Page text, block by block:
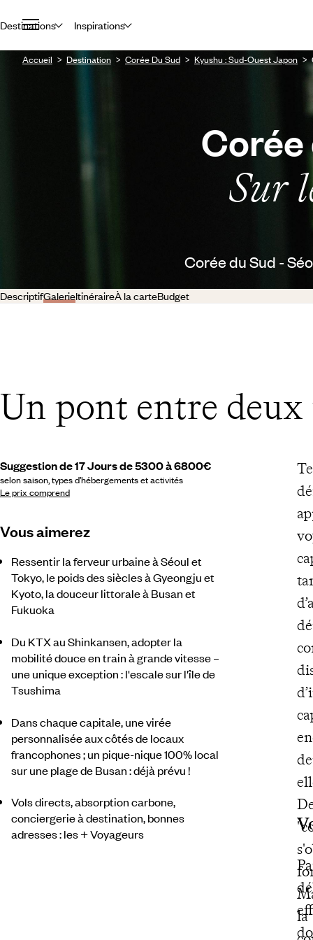
Destinations Inspirations
Accueil Destination Corée Du Sud Kyushu : Sud-Ouest Japon
Sur
Corée du Sud -
DescriptifGalerieItinéraireÀ la carteBudget
Un pont entre deux
Suggestion de 17 Jours de 5300 à 6800€
selon saison, types d’hébergements et activités
Le prix comprend
Vous aimerez
Ressentir la ferveur urbaine à Séoul et
Tokyo, le poids des siècles à Gyeongju et
Kyoto, la douceur littorale à Busan et
Fukuoka
Du KTX au Shinkansen, adopter la
mobilité douce en train à grande vitesse –
une unique exception : l'escale sur l'île de
Tsushima
Dans chaque capitale, une virée
personnalisée aux côtés de locaux
francophones ; un pique-nique 100% local
sur une plage de Busan : déjà prévu !
Vols directs, absorption carbone,
conciergerie à destination, bonnes
adresses : les + Voyageurs
la